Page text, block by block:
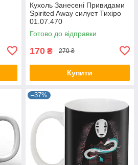
Кухоль Занесені Привидами
Spirited Away силует Тихіро
01.07.470
Готово до відправки
170 ₴ 270 ₴
Купити
–37%